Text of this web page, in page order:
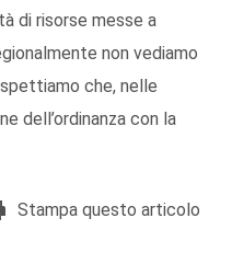
di risorse messe a
non vediamo
che, nelle
dell’ordinanza con la
Stampa questo articolo